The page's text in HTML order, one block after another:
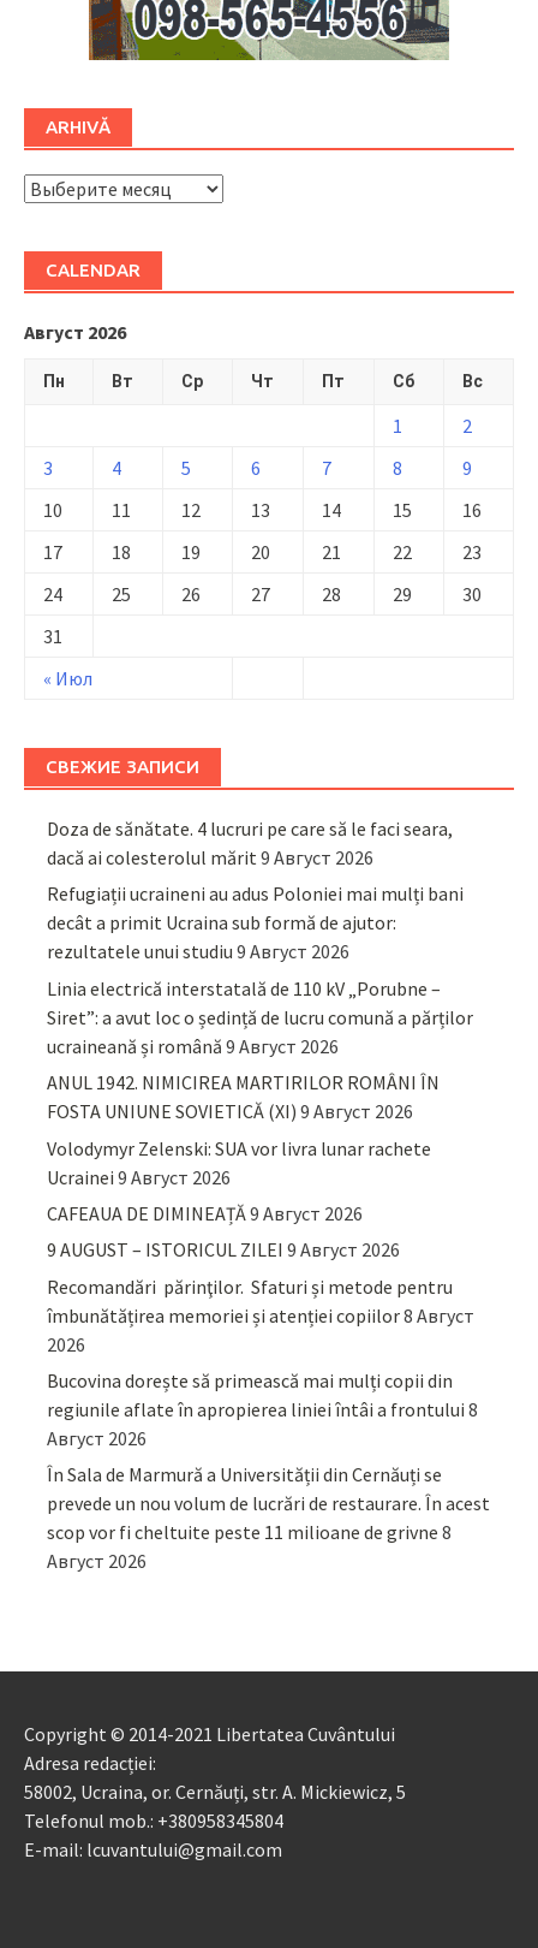
ARHIVĂ
ARHIVĂ
CALENDAR
Август 2026
Пн Вт Ср Чт Пт Сб Вс
« Июл
1
2
3
4 5 6 7 8
9
10
11 12 13 14 15
16
17
18 19 20 21 22
23
24
25 26 27 28 29
30
31
СВЕЖИЕ ЗАПИСИ
Doza de sănătate. 4 lucruri pe care să le faci seara,
dacă ai colesterolul mărit 9 Август 2026
Refugiații ucraineni au adus Poloniei mai mulți bani
decât a primit Ucraina sub formă de ajutor:
rezultatele unui studiu 9 Август 2026
Linia electrică interstatală de 110 kV „Porubne –
Siret”: a avut loc o ședință de lucru comună a părților
ucraineană și română 9 Август 2026
ANUL 1942. NIMICIREA MARTIRILOR ROMÂNI ÎN
FOSTA UNIUNE SOVIETICĂ (XI) 9 Август 2026
Volodymyr Zelenski: SUA vor livra lunar rachete
Ucrainei 9 Август 2026
CAFEAUA DE DIMINEAȚĂ9 Август 2026
9 AUGUST – ISTORICUL ZILEI 9 Август 2026
Recomandări părinţilor. Sfaturi și metode pentru
îmbunătățirea memoriei și atenției copiilor8 Август
2026
Bucovina dorește să primească mai mulți copii din
regiunile aflate în apropierea liniei întâi a frontului 8
Август 2026
În Sala de Marmură a Universității din Cernăuți se
prevede un nou volum de lucrări de restaurare. În acest
scop vor fi cheltuite peste 11 milioane de grivne 8
Август 2026
Copyright © 2014-2021 Libertatea Cuvântului
Adresa redacției:
58002, Ucraina, or. Cernăuți, str. A. Mickiewicz, 5
Telefonul mob.: +380958345804
E-mail: lcuvantului@gmail.com